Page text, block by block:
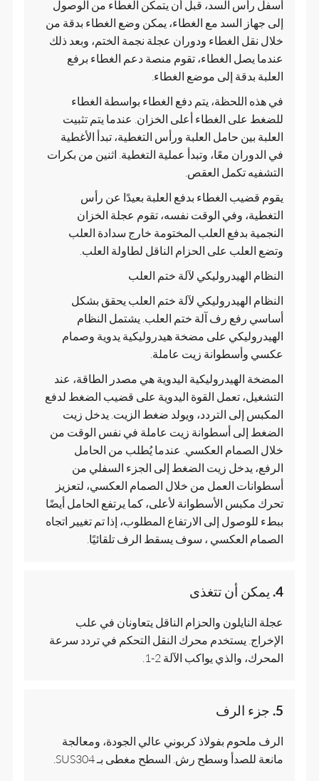
أسفل رأس السد، قبل أن يتمكن الغطاء من الوصول
إلى جهاز السد مع الغطاء، يمكن وضع الغطاء بدقة من
خلال نقل الغطاء ودوران عجلة نجمة الختم، وبعد ذلك
عندما يصل الغطاء، تقوم منصة دعم الغطاء برفع
العلبة بدقة إلى موضع الغطاء.
في هذه اللحظة، يتم دفع الغطاء بواسطة الغطاء
للضغط على الغطاء أعلى الخزان. عندما يتم تثبيت
العلبة بين حامل العلبة ورأس التغطية، تبدأ الأغطية
في الدوران معًا، وتبدأ عملية التغطية. اثنين من بكرات
التشفيه تكمل العقص.
يقوم قضيب الغطاء بدفع العلبة بعيدًا عن رأس
التغطية، وفي الوقت نفسه، تقوم عجلة الخزان
النجمية بدفع العلب المختومة خارج سدادة العلب
وتضع العلب على الحزام الناقل لطاولة العلب.
النظام الهيدروليكي لآلة ختم العلب
النظام الهيدروليكي لآلة ختم العلب يحقق بشكل
أساسي رفع رف آلة ختم العلب. يشتمل النظام
الهيدروليكي على مضخة هيدروليكية يدوية وصمام
عكسي وأسطوانة زيت عاملة.
المضخة الهيدروليكية اليدوية هي مصدر الطاقة، عند
التشغيل، تعمل القوة اليدوية على قضيب الضغط لدفع
المكبس إلى التردد، ويولد ضغط الزيت. يدخل زيت
الضغط إلى أسطوانة زيت عاملة في نفس الوقت من
خلال الصمام العكسي. عندما يُطلب من الحامل
الرفع، يدخل زيت الضغط إلى الجزء السفلي من
أسطوانات العمل من خلال الصمام العكسي، لتعزيز
تحرك مكبس الأسطوانة لأعلى، كما يرتفع الحامل أيضًا
ببطء للوصول إلى الارتفاع المطلوب، إذا تم تغيير اتجاه
الصمام العكسي ، سوف يسقط الرف تلقائيًا.
4. يمكن أن تتغذى
عجلة النايلون والحزام الناقل يتعاونان في علب
الإخراج. يستخدم محرك النقل التحكم في تردد سرعة
المحرك، والذي يواكب الآلة 2-1.
5. جزء الرف
الرف ملحوم بفولاذ كربوني عالي الجودة، ومعالجة
مانعة للصدأ وسطح رش. السطح مغطى بـ SUS304.